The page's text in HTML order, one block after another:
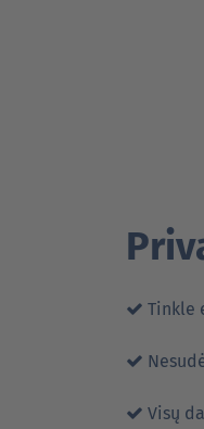
Tinkle
Visų